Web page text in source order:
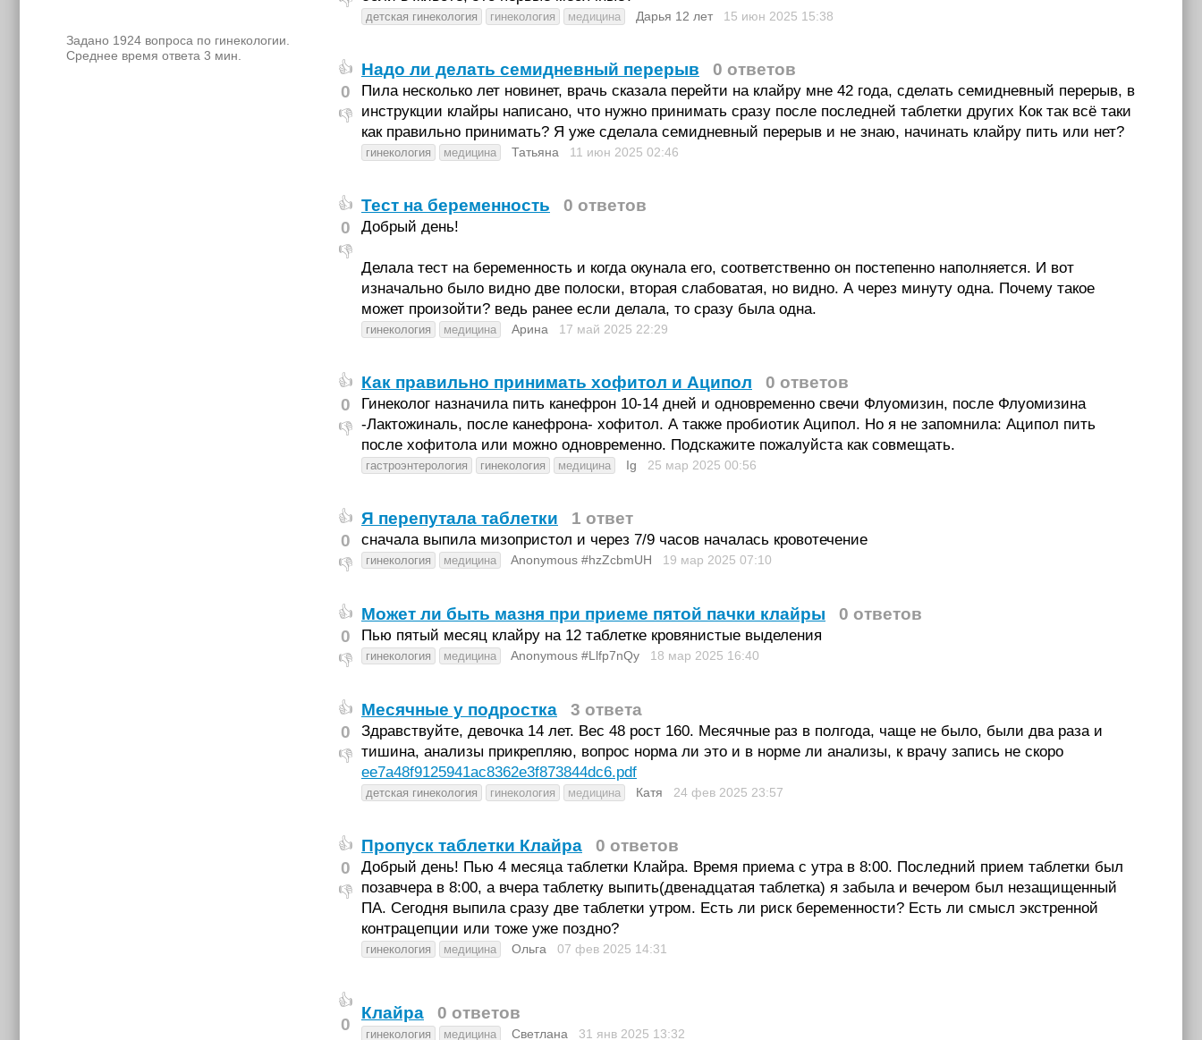
Задано 1924 вопроса по гинекологии.
Среднее время ответа 3 мин.
детская гинекология гинекология медицина Дарья 12 лет 15 июн 2025 15:38
👍
0
👎
Надо ли делать семидневный перерыв 0 ответов
Пила несколько лет новинет, врачь сказала перейти на клайру мне 42 года, сделать семидневный перерыв, в
инструкции клайры написано, что нужно принимать сразу после последней таблетки других Кок так всё таки
как правильно принимать? Я уже сделала семидневный перерыв и не знаю, начинать клайру пить или нет?
гинекология медицина Татьяна 11 июн 2025 02:46
👍
0
👎
Тест на беременность 0 ответов
Добрый день!
Делала тест на беременность и когда окунала его, соответственно он постепенно наполняется. И вот
изначально было видно две полоски, вторая слабоватая, но видно. А через минуту одна. Почему такое
может произойти? ведь ранее если делала, то сразу была одна.
гинекология медицина Арина 17 май 2025 22:29
👍
0
👎
Как правильно принимать хофитол и Аципол 0 ответов
Гинеколог назначила пить канефрон 10-14 дней и одновременно свечи Флуомизин, после Флуомизина
-Лактожиналь, после канефрона- хофитол. А также пробиотик Аципол. Но я не запомнила: Аципол пить
после хофитола или можно одновременно. Подскажите пожалуйста как совмещать.
гастроэнтерология гинекология медицина Ig 25 мар 2025 00:56
👍
0
👎
Я перепутала таблетки 1 ответ
сначала выпила мизопристол и через 7/9 часов началась кровотечение
гинекология медицина Anonymous #hzZcbmUH 19 мар 2025 07:10
👍
0
👎
Может ли быть мазня при приеме пятой пачки клайры 0 ответов
Пью пятый месяц клайру на 12 таблетке кровянистые выделения
гинекология медицина Anonymous #Llfp7nQy 18 мар 2025 16:40
👍
0
👎
Месячные у подростка 3 ответа
Здравствуйте, девочка 14 лет. Вес 48 рост 160. Месячные раз в полгода, чаще не было, были два раза и
тишина, анализы прикрепляю, вопрос норма ли это и в норме ли анализы, к врачу запись не скоро
ee7a48f9125941ac8362e3f873844dc6.pdf
детская гинекология гинекология медицина Катя 24 фев 2025 23:57
👍
0
👎
Пропуск таблетки Клайра 0 ответов
Добрый день! Пью 4 месяца таблетки Клайра. Время приема с утра в 8:00. Последний прием таблетки был
позавчера в 8:00, а вчера таблетку выпить(двенадцатая таблетка) я забыла и вечером был незащищенный
ПА. Сегодня выпила сразу две таблетки утром. Есть ли риск беременности? Есть ли смысл экстренной
контрацепции или тоже уже поздно?
гинекология медицина Ольга 07 фев 2025 14:31
👍
0
Клайра 0 ответов
гинекология медицина Светлана 31 янв 2025 13:32